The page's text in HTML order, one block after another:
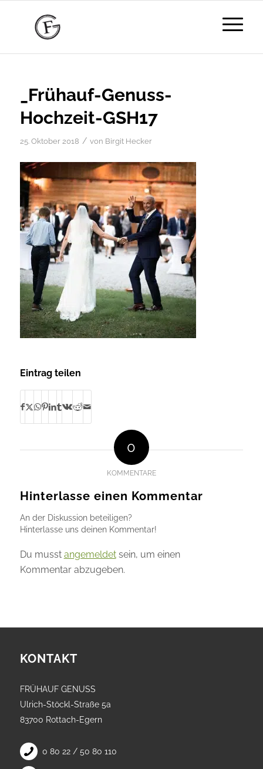
_Frühauf-Genuss-
Hochzeit-GSH17
25. Oktober 2018 / von Birgit Hecker
Eintrag teilen
0
KOMMENTARE
Hinterlasse einen Kommentar
An der Diskussion beteiligen?
Hinterlasse uns deinen Kommentar!
Du musst angemeldetsein, um einen
Kommentar abzugeben.
KONTAKT
FRÜHAUF GENUSS
Ulrich-Stöckl-Straße 5a
83700 Rottach-Egern
0 80 22 / 50 80 110